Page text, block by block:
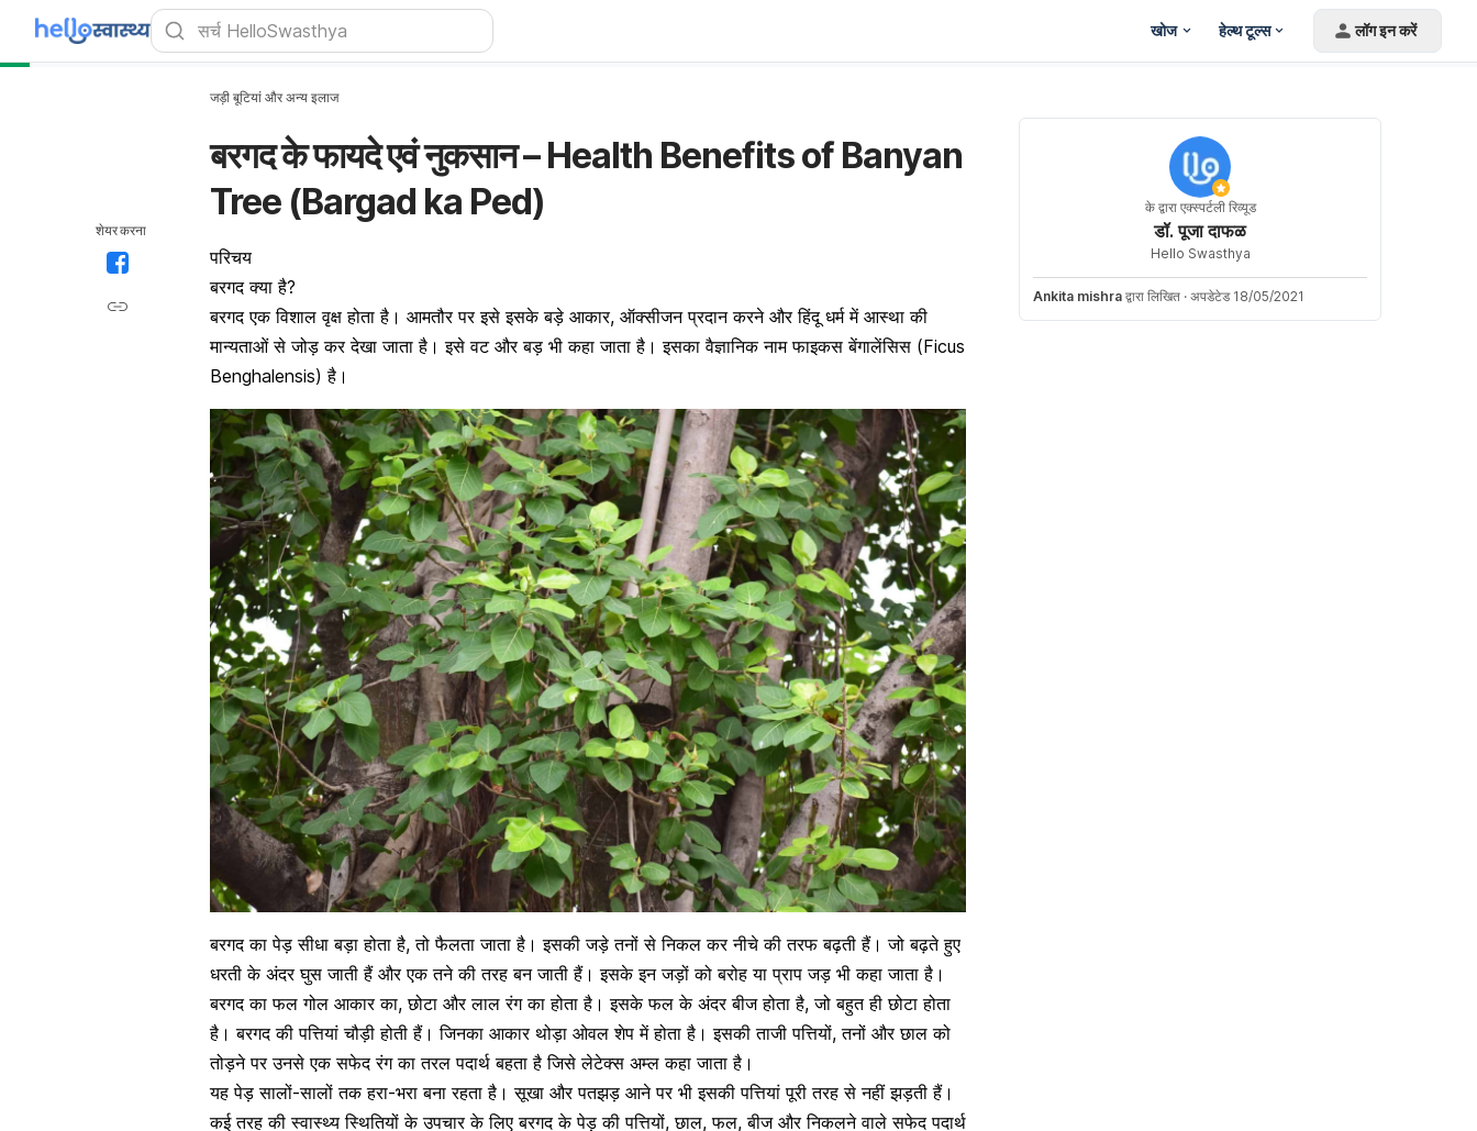
खोज हेल्थ टूल्स लॉग इन करें
शेयर करना
जड़ी बूटियां और अन्य इलाज
बरगद के फायदे एवं नुकसान – Health Benefits of Banyan
Tree (Bargad ka Ped)
परिचय
बरगद क्या है?
बरगद एक विशाल वृक्ष होता है। आमतौर पर इसे इसके बड़े आकार, ऑक्सीजन प्रदान करने और हिंदू धर्म में आस्था की
मान्यताओं से जोड़ कर देखा जाता है। इसे वट और बड़ भी कहा जाता है। इसका वैज्ञानिक नाम फाइकस बेंगालेंसिस (Ficus
Benghalensis) है।
बरगद का पेड़ सीधा बड़ा होता है, तो फैलता जाता है। इसकी जड़े तनों से निकल कर नीचे की तरफ बढ़ती हैं। जो बढ़ते हुए
धरती के अंदर घुस जाती हैं और एक तने की तरह बन जाती हैं। इसके इन जड़ों को बरोह या प्राप जड़ भी कहा जाता है।
बरगद का फल गोल आकार का, छोटा और लाल रंग का होता है। इसके फल के अंदर बीज होता है, जो बहुत ही छोटा होता
है। बरगद की पत्तियां चौड़ी होती हैं। जिनका आकार थोड़ा ओवल शेप में होता है। इसकी ताजी पत्तियों, तनों और छाल को
तोड़ने पर उनसे एक सफेद रंग का तरल पदार्थ बहता है जिसे लेटेक्स अम्ल कहा जाता है।
यह पेड़ सालों-सालों तक हरा-भरा बना रहता है। सूखा और पतझड़ आने पर भी इसकी पत्तियां पूरी तरह से नहीं झड़ती हैं।
कई तरह की स्वास्थ्य स्थितियों के उपचार के लिए बरगद के पेड़ की पत्तियों, छाल, फल, बीज और निकलने वाले सफेद पदार्थ
के द्वारा एक्स्पर्टली रिव्यूड
डॉ. पूजा दाफळ
Hello Swasthya
Ankita mishra द्वारा लिखित · अपडेटेड 18/05/2021